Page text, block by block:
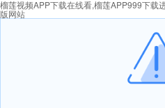
榴莲视频APP下载在线看,榴莲APP999下载
版网站